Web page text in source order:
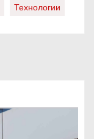
Технологии